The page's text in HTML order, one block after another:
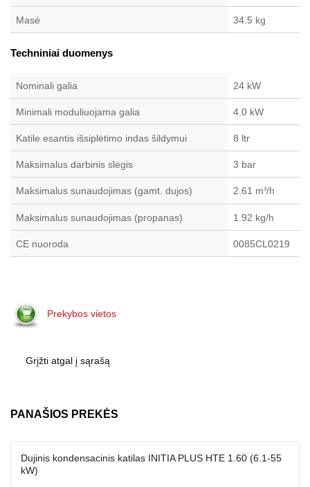
Masė 34.5 kg
Techniniai duomenys
Nominali galia 24 kW
Minimali moduliuojama galia 4.0 kW
Katile esantis išsiplėtimo indas šildymui 8 ltr
Maksimalus darbinis slėgis 3 bar
Maksimalus sunaudojimas (gamt. dujos) 2.61 m³/h
Maksimalus sunaudojimas (propanas) 1.92 kg/h
CE nuoroda 0085CL0219
Prekybos vietos
Grįžti atgal į sąrašą
PANAŠIOS PREKĖS
Dujinis kondensacinis katilas INITIA PLUS HTE 1.60 (6.1-55
kW)